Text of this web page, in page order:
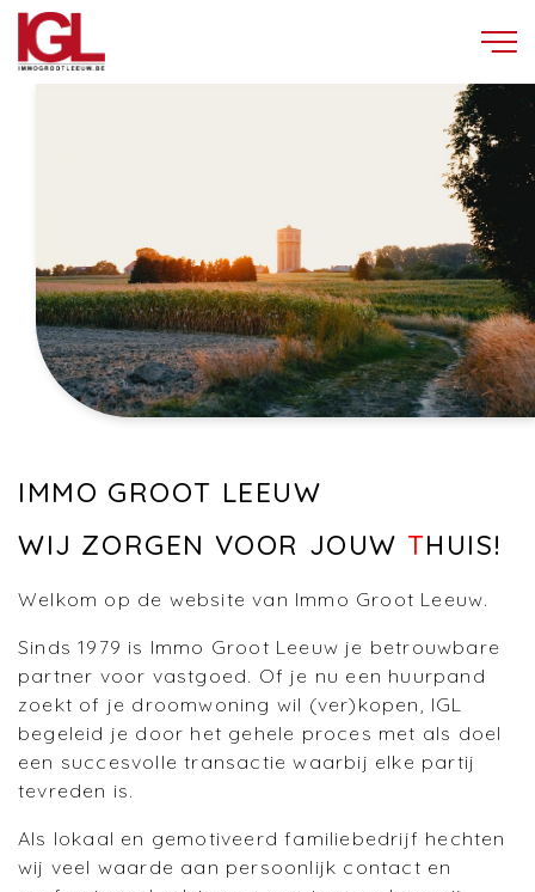
IMMO GROOT LEEUW
WIJ ZORGEN VOOR JOUW THUIS!
Welkom op de website van Immo Groot Leeuw.
Sinds 1979 is Immo Groot Leeuw je betrouwbare
partner voor vastgoed. Of je nu een huurpand
zoekt of je droomwoning wil (ver)kopen, IGL
begeleid je door het gehele proces met als doel
een succesvolle transactie waarbij elke partij
tevreden is.
Als lokaal en gemotiveerd familiebedrijf hechten
wij veel waarde aan persoonlijk contact en